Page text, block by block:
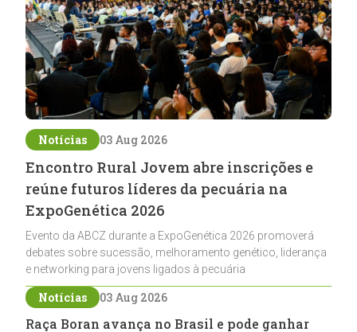
Notícias 03 Aug 2026
Encontro Rural Jovem abre inscrições e
reúne futuros líderes da pecuária na
ExpoGenética 2026
Evento da ABCZ durante a ExpoGenética 2026 promoverá
debates sobre sucessão, melhoramento genético, liderança
e networking para jovens ligados à pecuária
Notícias 03 Aug 2026
Raça Boran avança no Brasil e pode ganhar